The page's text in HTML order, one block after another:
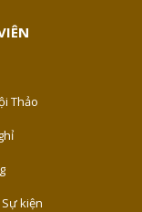
Thảo
kiện